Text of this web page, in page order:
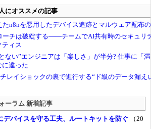
ーラム 新着記事
デバイスを守る工夫、ルートキットを防ぐ （20